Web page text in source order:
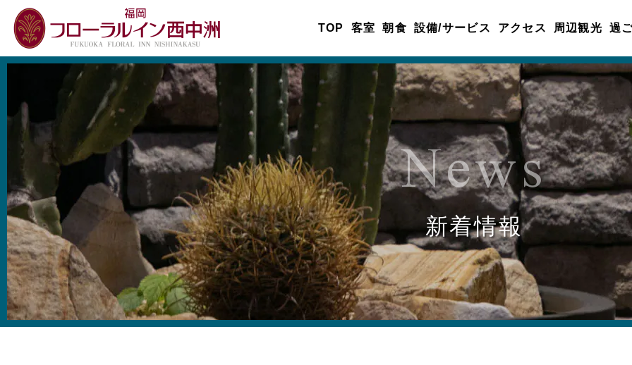
TOP 客室 朝食 設備/サービス アクセス 周辺観光 過
News
新着情報